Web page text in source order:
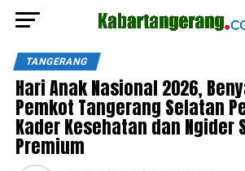
TANGERANG
Hari Anak Nasional 2026,
Pemkot Tangerang Selatan
Kader Kesehatan dan Ngider
Premium